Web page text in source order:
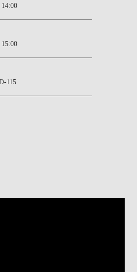
14:00
15:00
115